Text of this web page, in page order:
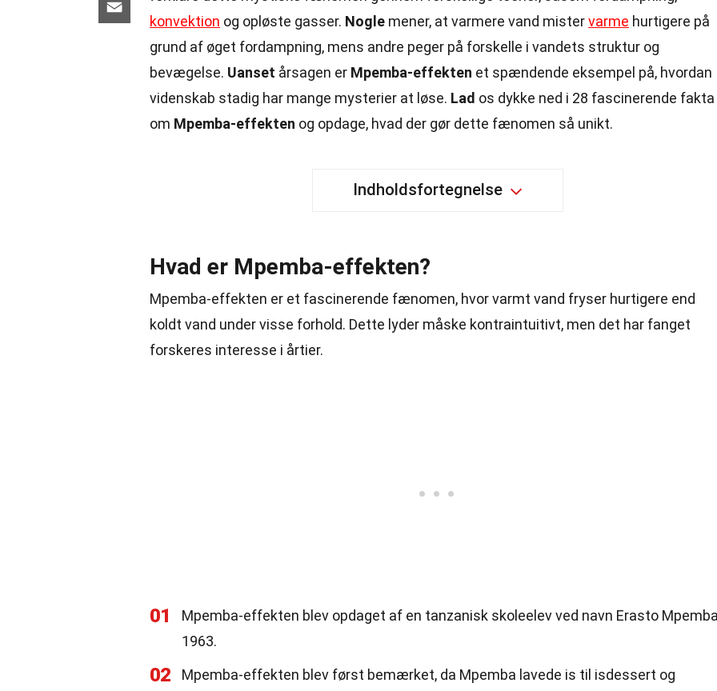
konvektion og opløste gasser. Nogle mener, at varmere vand mistervarme hurtigere på
grund af øget fordampning, mens andre peger på forskelle i vandets struktur og
bevægelse. Uanset årsagen er Mpemba-effekten et spændende eksempel på, hvordan
videnskab stadig har mange mysterier at løse. Lad os dykke ned i 28 fascinerende fakta
om Mpemba-effekten og opdage, hvad der gør dette fænomen så unikt.
Indholdsfortegnelse
Hvad er Mpemba-effekten?
Mpemba-effekten er et fascinerende fænomen, hvor varmt vand fryser hurtigere end
koldt vand under visse forhold. Dette lyder måske kontraintuitivt, men det har fanget
forskeres interesse i årtier.
01
Mpemba-effekten blev opdaget af en tanzanisk skoleelev ved navn Erasto
1963.
02
Mpemba-effekten blev først bemærket, da Mpemba lavede is til isdessert og